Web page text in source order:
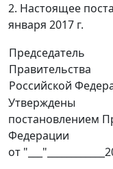
2. Настоящее
января 2017 г.
Председатель
Правительства
Российской
Утверждены
постановлением
Федерации
от